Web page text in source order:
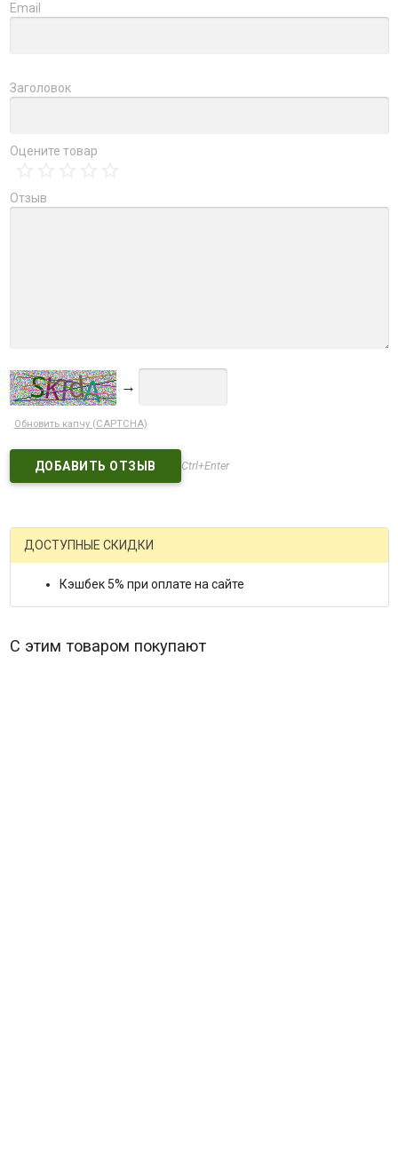
Email
Заголовок
Оцените товар
Отзыв
→
Обновить капчу (CAPTCHA)
Ctrl+Enter
ДОСТУПНЫЕ СКИДКИ
Кэшбек 5% при оплате на сайте
С этим товаром покупают